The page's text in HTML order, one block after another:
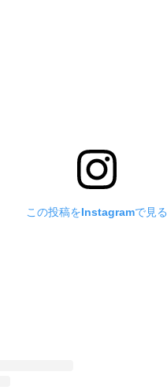
この投稿をInstagramで見る